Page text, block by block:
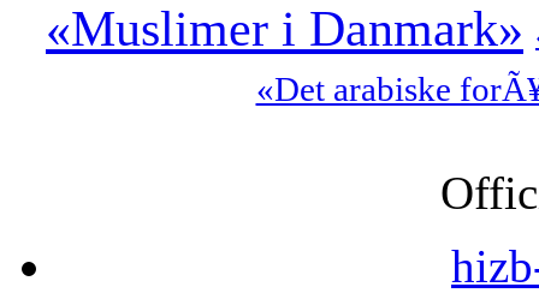
«Muslimer i Danmark»
«Det arabiske